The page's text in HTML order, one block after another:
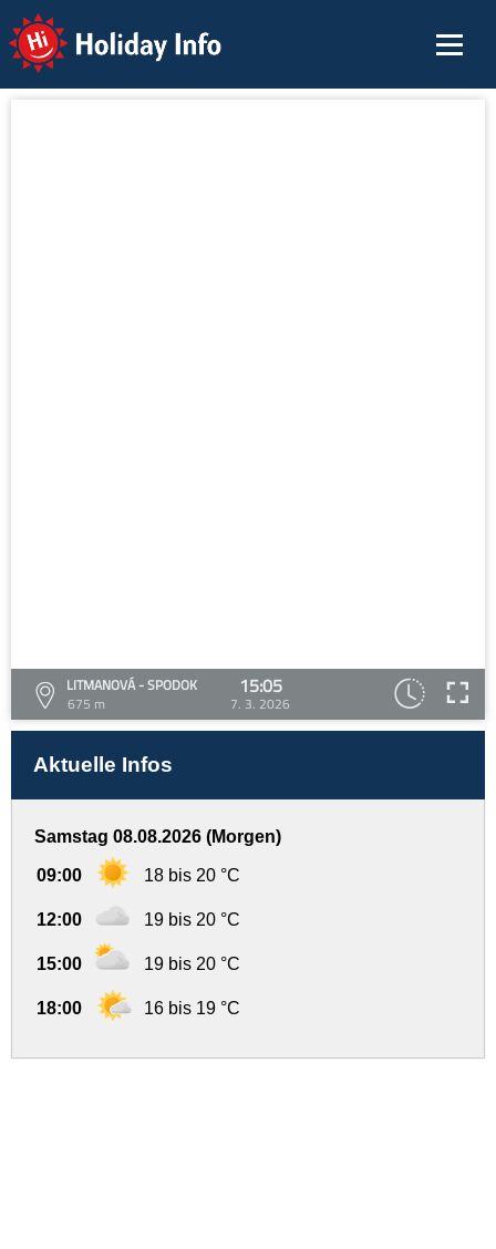
Holiday Info
LITMANOVÁ - SPODOK
675 m
15:05
7. 3. 2026
Aktuelle Infos
Samstag 08.08.2026 (Morgen)
09:00 18 bis 20 °C
12:00 19 bis 20 °C
15:00 19 bis 20 °C
18:00 16 bis 19 °C